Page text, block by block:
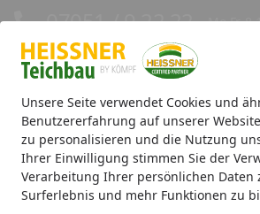
Unsere Seite verwendet Cookies und
Benutzererfahrung auf unserer
zu personalisieren und die Nutzung
Ihrer Einwilligung stimmen Sie der
Verarbeitung Ihrer persönlichen Daten
Surferlebnis und mehr Funktionen zu
Eigene Montage-Teams
07051 / 9 22 22 Mo-Fr.
Aktionen Teichbau Teichpumpen
Teichfolie kaufen: Vertrauen Sie auf